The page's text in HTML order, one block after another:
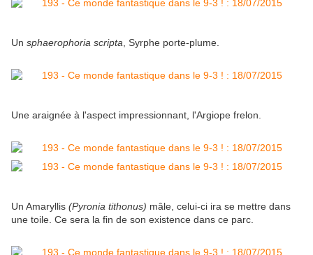
Un sphaerophoria scripta , Syrphe porte-plume.
Une araignée à l'aspect impressionnant, l'Argiope frelon.
Un Amaryllis (Pyronia tithonus) mâle, celui-ci ira se mettre dans
une toile. Ce sera la fin de son existence dans ce parc.